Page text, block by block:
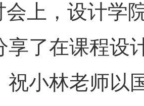
会上，设计学
享了在课程设
祝小林老师以